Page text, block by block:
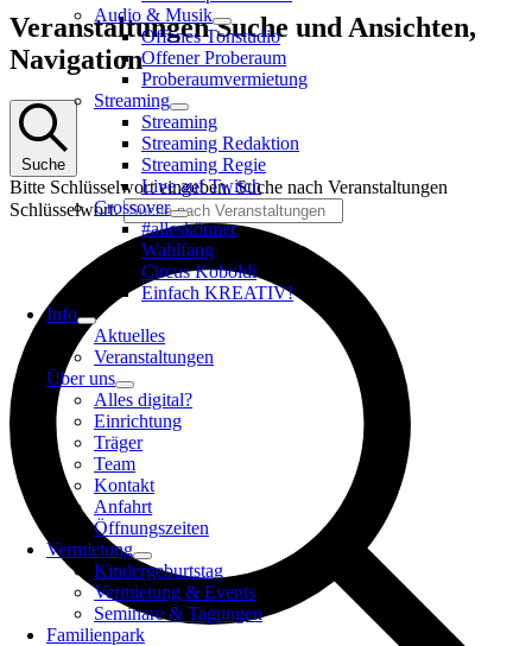
Audio & Musik
Offenes Tonstudio
Offener Proberaum
Proberaumvermietung
Streaming
Streaming
Streaming Redaktion
Streaming Regie
Live auf Twitch
Crossover
#alleskönner
Wahlfang
Circus Koboldi
Einfach KREATIV!
Info
Aktuelles
Veranstaltungen
Über uns
Alles digital?
Einrichtung
Träger
Team
Kontakt
Anfahrt
Öffnungszeiten
Vermietung
Kindergeburtstag
Vermietung & Events
Seminare & Tagungen
Familienpark
Veranstaltungen
Veranstaltungen Suche und Ansichten,
Navigation
Suche
Bitte Schlüsselwort eingeben. Suche nach Veranstaltungen
Schlüsselwort.